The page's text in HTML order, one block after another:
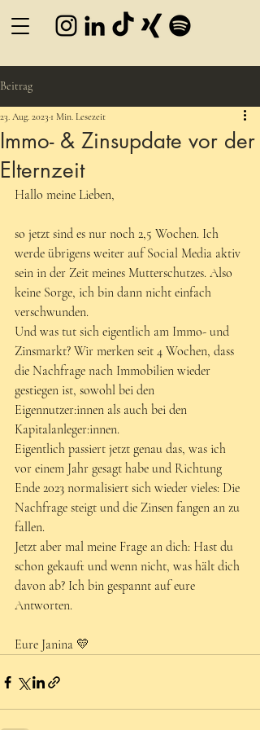
Beitrag
Immo- & Zinsupdate vor der
Elternzeit
23. Aug. 2023 1 Min. Lesezeit
Hallo meine Lieben,
so jetzt sind es nur noch 2,5 Wochen. Ich
werde übrigens weiter auf Social Media aktiv
sein in der Zeit meines Mutterschutzes. Also
keine Sorge, ich bin dann nicht einfach
verschwunden.
Und was tut sich eigentlich am Immo- und
Zinsmarkt? Wir merken seit 4 Wochen, dass
die Nachfrage nach Immobilien wieder
gestiegen ist, sowohl bei den
Eigennutzer:innen als auch bei den
Kapitalanleger:innen.
Eigentlich passiert jetzt genau das, was ich
vor einem Jahr gesagt habe und Richtung
Ende 2023 normalisiert sich wieder vieles: Die
Nachfrage steigt und die Zinsen fangen an zu
fallen.
Jetzt aber mal meine Frage an dich: Hast du
schon gekauft und wenn nicht, was hält dich
davon ab? Ich bin gespannt auf eure
Antworten.
Eure Janina 💛